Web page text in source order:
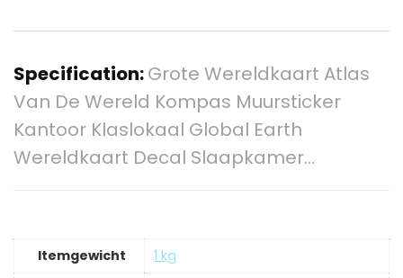
Specification:Grote Wereldkaart Atlas
Van De Wereld Kompas Muursticker
Kantoor Klaslokaal Global Earth
Wereldkaart Decal Slaapkamer…
Itemgewicht
‎1 kg